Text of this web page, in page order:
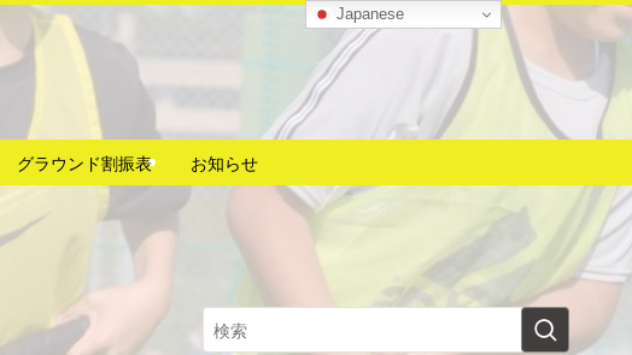
グラウンド割振表 お知らせ
Japanese